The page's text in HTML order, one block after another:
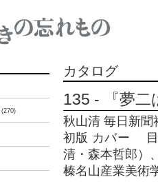
(270)
カタログ
135 - 『夢二
秋山清 毎日新聞
初版 カバー 目
清・森本哲郎
榛名山産業美術